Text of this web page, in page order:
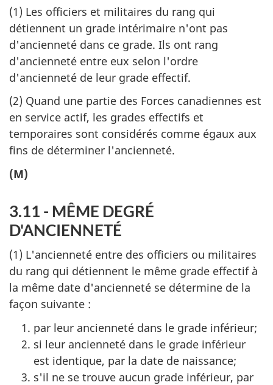
(1) Les officiers et militaires du rang qui
détiennent un grade intérimaire n'ont pas
d'ancienneté dans ce grade. Ils ont rang
d'ancienneté entre eux selon l'ordre
d'ancienneté de leur grade effectif.
(2) Quand une partie des Forces canadiennes est
en service actif, les grades effectifs et
temporaires sont considérés comme égaux aux
fins de déterminer l'ancienneté.
(M)
3.11 - MÊME DEGRÉ
D'ANCIENNETÉ
(1) L'ancienneté entre des officiers ou militaires
du rang qui détiennent le même grade effectif à
la même date d'ancienneté se détermine de la
façon suivante :
par leur ancienneté dans le grade inférieur;
si leur ancienneté dans le grade inférieur
est identique, par la date de naissance;
s'il ne se trouve aucun grade inférieur, par